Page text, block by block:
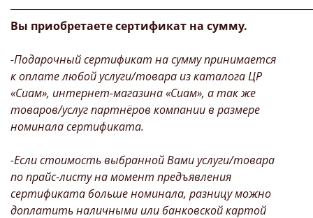
Вы приобретаете сертификат на сумму.
-Подарочный сертификат на сумму принимается
к оплате любой услуги/товара из каталога ЦР
«Сиам», интернет-магазина «Сиам», а так же
товаров/услуг партнёров компании в размере
номинала сертификата.
-Если стоимость выбранной Вами услуги/товара
по прайс-листу на момент предъявления
сертификата больше номинала, разницу можно
доплатить наличными или банковской картой